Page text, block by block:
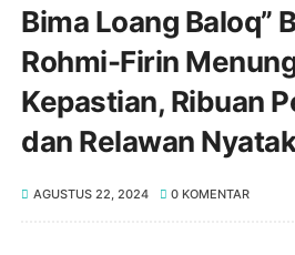
Bima Loang Baloq”
Rohmi-Firin
Kepastian, Ribuan
dan Relawan
AGUSTUS 22, 2024 0 KOMENTAR